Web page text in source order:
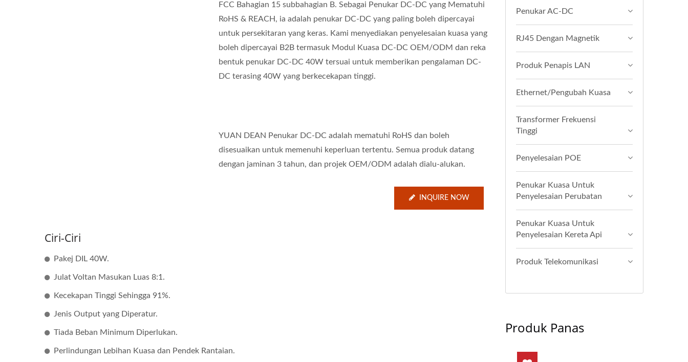
FCC Bahagian 15 subbahagian B. Sebagai Penukar DC-DC yang Mematuhi
RoHS & REACH, ia adalah penukar DC-DC yang paling boleh dipercayai
untuk persekitaran yang keras. Kami menyediakan penyelesaian kuasa yang
boleh dipercayai B2B termasuk Modul Kuasa DC-DC OEM/ODM dan reka
bentuk penukar DC-DC 40W tersuai untuk memberikan pengalaman DC-
DC terasing 40W yang berkecekapan tinggi.
YUAN DEAN Penukar DC-DC adalah mematuhi RoHS dan boleh
disesuaikan untuk memenuhi keperluan tertentu. Semua produk datang
dengan jaminan 3 tahun, dan projek OEM/ODM adalah dialu-alukan.
INQUIRE NOW
Ciri-Ciri
Pakej DIL 40W.
Julat Voltan Masukan Luas 8:1.
Kecekapan Tinggi Sehingga 91%.
Jenis Output yang Diperatur.
Tiada Beban Minimum Diperlukan.
Perlindungan Lebihan Kuasa dan Pendek Rantaian.
Penukar AC-DC
RJ45 Dengan Magnetik
Produk Penapis LAN
Ethernet/Pengubah Kuasa
Transformer Frekuensi
Tinggi
Penyelesaian POE
Penukar Kuasa Untuk
Penyelesaian Perubatan
Penukar Kuasa Untuk
Penyelesaian Kereta Api
Produk Telekomunikasi
Produk Panas